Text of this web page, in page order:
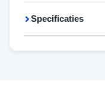
Specificaties